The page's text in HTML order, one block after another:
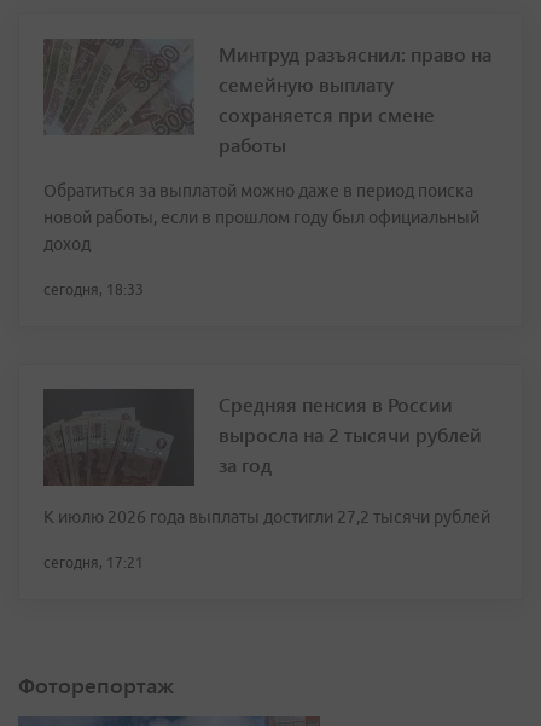
Минтруд разъяснил: право на
семейную выплату
сохраняется при смене
работы
Обратиться за выплатой можно даже в период поиска
новой работы, если в прошлом году был официальный
доход
сегодня, 18:33
Средняя пенсия в России
выросла на 2 тысячи рублей
за год
К июлю 2026 года выплаты достигли 27,2 тысячи рублей
сегодня, 17:21
Фоторепортаж